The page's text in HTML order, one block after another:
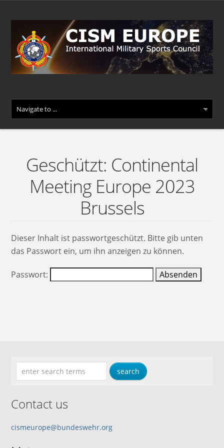
Geschützt: Continental
Meeting Europe 2023
Brussels
Dieser Inhalt ist passwortgeschützt. Bitte gib unten
das Passwort ein, um ihn anzeigen zu können.
Passwort:
Contact us
cismeurope@bundeswehr.org